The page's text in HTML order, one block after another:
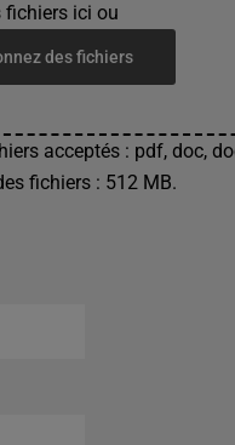
fichiers ici ou
des fichiers
acceptés : pdf, doc,
fichiers : 512 MB.